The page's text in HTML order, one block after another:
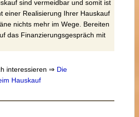
sind vermeidbar und somit ist
einer Realisierung Ihrer Hauskauf
nichts mehr im Wege. Bereiten
das Finanzierungsgespräch mit
interessieren ⇒ Die
Hauskauf